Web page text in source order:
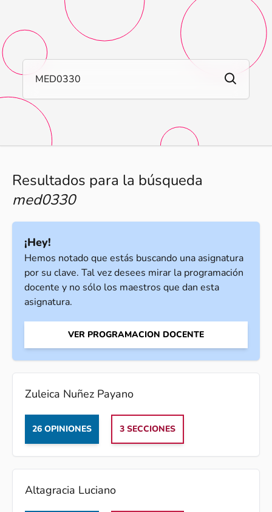
Resultados para la búsqueda
med0330
¡Hey!
Hemos notado que estás buscando una asignatura
por su clave. Tal vez desees mirar la programación
docente y no sólo los maestros que dan esta
asignatura.
VER PROGRAMACION DOCENTE
Zuleica Nuñez Payano
26 OPINIONES 3 SECCIONES
Altagracia Luciano